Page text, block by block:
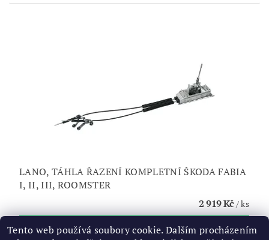
LANO, TÁHLA ŘAZENÍ KOMPLETNÍ ŠKODA FABIA
I, II, III, ROOMSTER
2 919 Kč/ ks
Tento web používá soubory cookie. Dalším procházením